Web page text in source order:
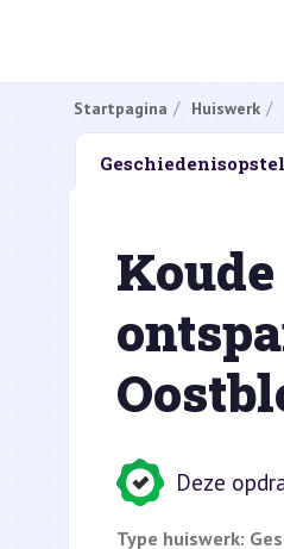
Startpagina Huiswerk
Geschiedenisopstel
Deze
Type huiswerk: